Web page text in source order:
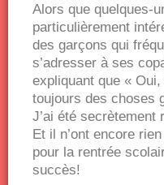
Alors que quelques-
particulièrement
des garçons qui
s’adresser à ses
expliquant que «
toujours des choses
J’ai été
Et il n’ont encore
pour la rentrée
succès!